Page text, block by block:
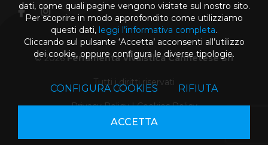
© 2026Ferramenta Vivaistica Cannetese Srl
Tutti i diritti riservati
Privacy Policy|Cookies Policy
dati, come quali pagine vengono visitate sul nostro sito.
Per scoprire in modo approfondito come utilizziamo
questi dati, leggi l’informativa completa.
Cliccando sul pulsante ‘Accetta’ acconsenti all’utilizzo
dei cookie, oppure configura le diverse tipologie.
CONFIGURA COOKIES RIFIUTA
ACCETTA